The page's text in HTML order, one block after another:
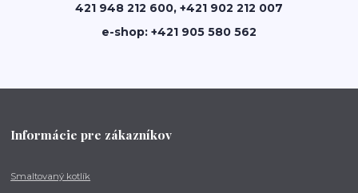
421 948 212 600, +421 902 212 007
e-shop: +421 905 580 562
Informácie pre zákazníkov
Smaltovaný kotlík